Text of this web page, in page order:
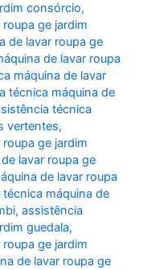
consórcio,
ge jardim
de lavar roupa ge
de lavar roupa
máquina de lavar
técnica máquina de
técnica
vertentes,
ge jardim
lavar roupa ge
de lavar roupa
máquina de
,assistência
guedala,
ge jardim
de lavar roupa ge